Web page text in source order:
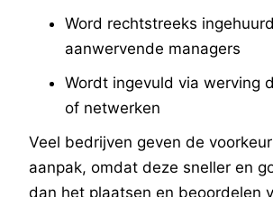
Word rechtstreeks
aanwervende managers
Wordt ingevuld via werving
of netwerken
Veel bedrijven geven de
aanpak, omdat deze sneller en
dan het plaatsen en beoordelen